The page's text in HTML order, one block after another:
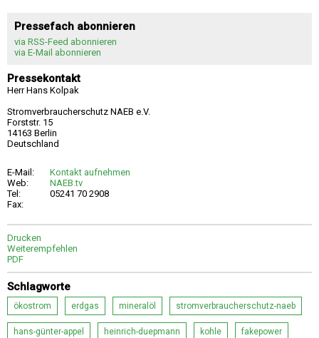
Pressefach abonnieren
via RSS-Feed abonnieren
via E-Mail abonnieren
Pressekontakt
Herr Hans Kolpak
Stromverbraucherschutz NAEB e.V.
Forststr. 15
14163 Berlin
Deutschland
E-Mail:
Kontakt aufnehmen
Web:
NAEB.tv
Tel:
05241 70 2908
Fax:
Drucken
Weiterempfehlen
PDF
Schlagworte
ökostrom erdgas mineralöl stromverbraucherschutz-naeb
hans-günter-appel heinrich-duepmann kohle fakepower